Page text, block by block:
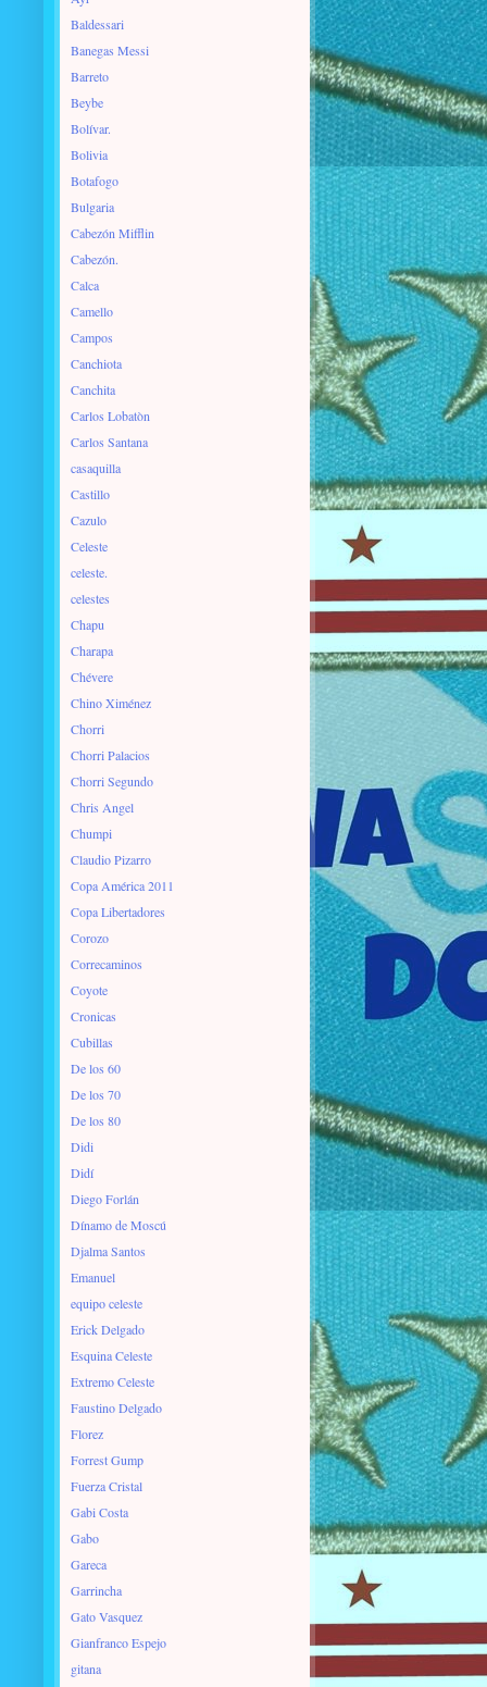
Baldessari
Banegas Messi
Barreto
Beybe
Bolívar.
Bolivia
Botafogo
Bulgaria
Cabezón Mifflin
Cabezón.
Calca
Camello
Campos
Canchiota
Canchita
Carlos Lobatòn
Carlos Santana
casaquilla
Castillo
Cazulo
Celeste
celeste.
celestes
Chapu
Charapa
Chévere
Chino Ximénez
Chorri
Chorri Palacios
Chorri Segundo
Chris Angel
Chumpi
Claudio Pizarro
Copa América 2011
Copa Libertadores
Corozo
Correcaminos
Coyote
Cronicas
Cubillas
De los 60
De los 70
De los 80
Didi
Didí
Diego Forlán
Dínamo de Moscú
Djalma Santos
Emanuel
equipo celeste
Erick Delgado
Esquina Celeste
Extremo Celeste
Faustino Delgado
Florez
Forrest Gump
Fuerza Cristal
Gabi Costa
Gabo
Gareca
Garrincha
Gato Vasquez
Gianfranco Espejo
gitana